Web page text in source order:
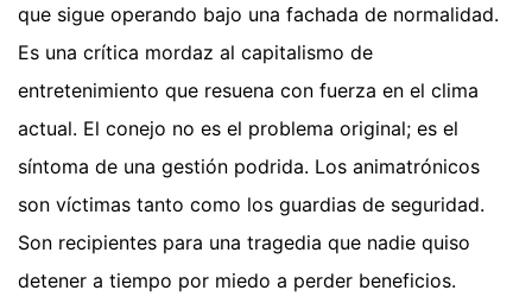
que sigue operando bajo una fachada de normalidad.
Es una crítica mordaz al capitalismo de
entretenimiento que resuena con fuerza en el clima
actual. El conejo no es el problema original; es el
síntoma de una gestión podrida. Los animatrónicos
son víctimas tanto como los guardias de seguridad.
Son recipientes para una tragedia que nadie quiso
detener a tiempo por miedo a perder beneficios.